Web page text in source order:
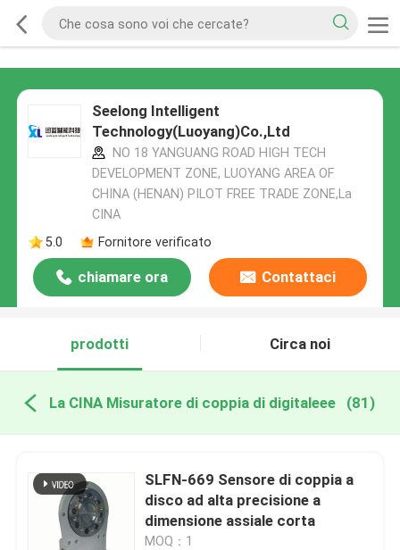
Seelong Intelligent
Technology(Luoyang)Co.,Ltd
NO 18 YANGUANG ROAD HIGH TECH
DEVELOPMENT ZONE, LUOYANG AREA OF
CHINA (HENAN) PILOT FREE TRADE ZONE,La
CINA
5.0
Fornitore verificato
chiamare ora Contattaci
prodotti Circa noi
La CINA Misuratore di coppia di digitaleee (81)
SLFN-669 Sensore di coppia a
disco ad alta precisione a
dimensione assiale corta
MOQ：1